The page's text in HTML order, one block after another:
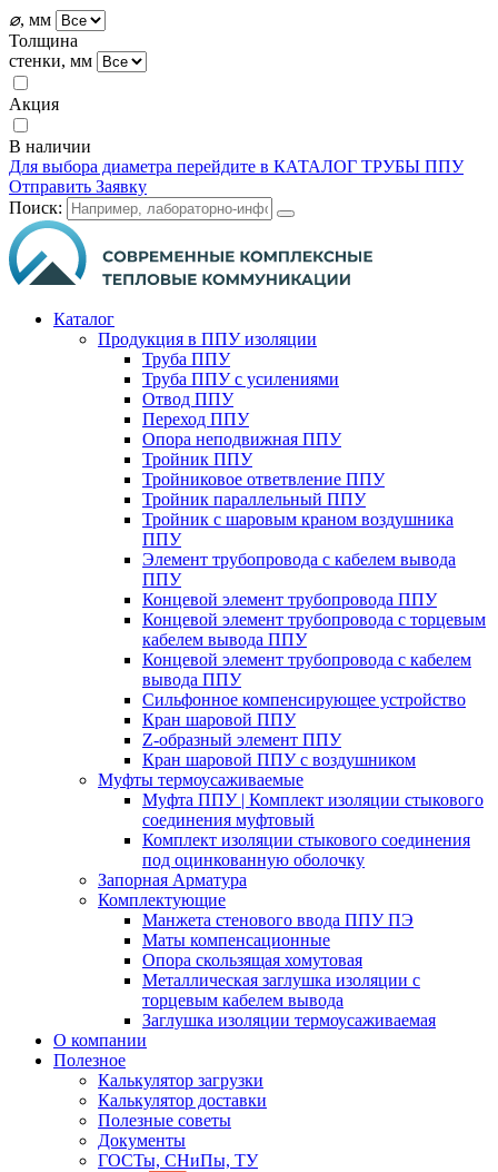
⌀, мм
Толщина
стенки, мм
Акция
В наличии
Для выбора диаметра перейдите в КАТАЛОГ ТРУБЫ ППУ
Отправить Заявку
Поиск:
Каталог
Продукция в ППУ изоляции
Труба ППУ
Труба ППУ с усилениями
Отвод ППУ
Переход ППУ
Опора неподвижная ППУ
Тройник ППУ
Тройниковое ответвление ППУ
Тройник параллельный ППУ
Тройник с шаровым краном воздушника
ППУ
Элемент трубопровода с кабелем вывода
ППУ
Концевой элемент трубопровода ППУ
Концевой элемент трубопровода с торцевым
кабелем вывода ППУ
Концевой элемент трубопровода с кабелем
вывода ППУ
Сильфонное компенсирующее устройство
Кран шаровой ППУ
Z-образный элемент ППУ
Кран шаровой ППУ с воздушником
Муфты термоусаживаемые
Муфта ППУ | Комплект изоляции стыкового
соединения муфтовый
Комплект изоляции стыкового соединения
под оцинкованную оболочку
Запорная Арматура
Комплектующие
Манжета стенового ввода ППУ ПЭ
Маты компенсационные
Опора скользящая хомутовая
Металлическая заглушка изоляции с
торцевым кабелем вывода
Заглушка изоляции термоусаживаемая
О компании
Полезное
Калькулятор загрузки
Калькулятор доставки
Полезные советы
Документы
ГОСТы, СНиПы, ТУ